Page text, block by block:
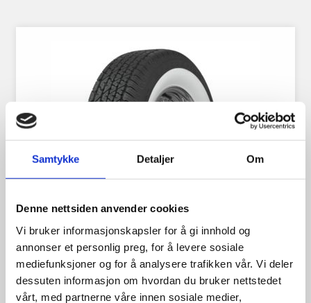
Samtykke Detaljer Om
Denne nettsiden anvender cookies
Vi bruker informasjonskapsler for å gi innhold og
annonser et personlig preg, for å levere sosiale
mediefunksjoner og for å analysere trafikken vår. Vi deler
dessuten informasjon om hvordan du bruker nettstedet
vårt, med partnerne våre innen sosiale medier,
BFGoodrich Silvertown Radial
215/70R14 2 1/4″ WW